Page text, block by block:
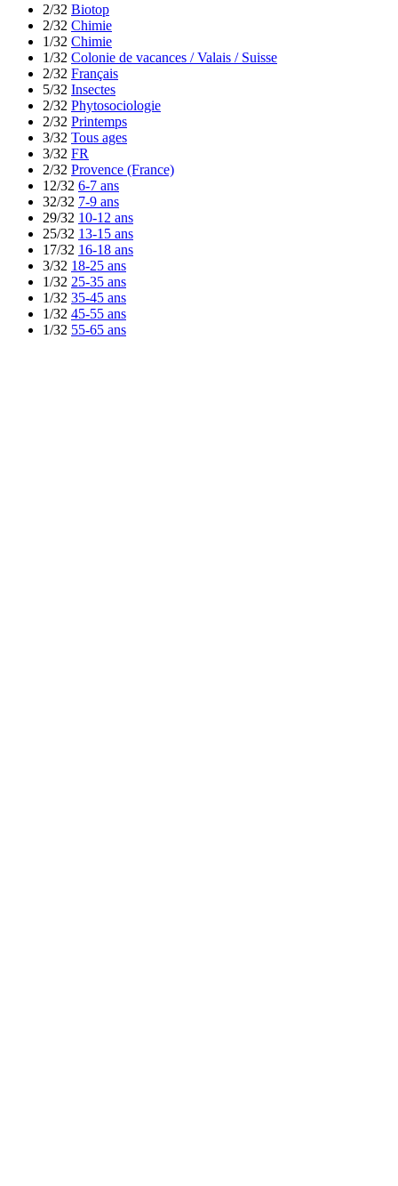
2/32 Biotop
2/32 Chimie
1/32 Chimie
1/32 Colonie de vacances / Valais / Suisse
2/32 Français
5/32 Insectes
2/32 Phytosociologie
2/32 Printemps
3/32 Tous ages
3/32 FR
2/32 Provence (France)
12/32 6-7 ans
32/32 7-9 ans
29/32 10-12 ans
25/32 13-15 ans
17/32 16-18 ans
3/32 18-25 ans
1/32 25-35 ans
1/32 35-45 ans
1/32 45-55 ans
1/32 55-65 ans